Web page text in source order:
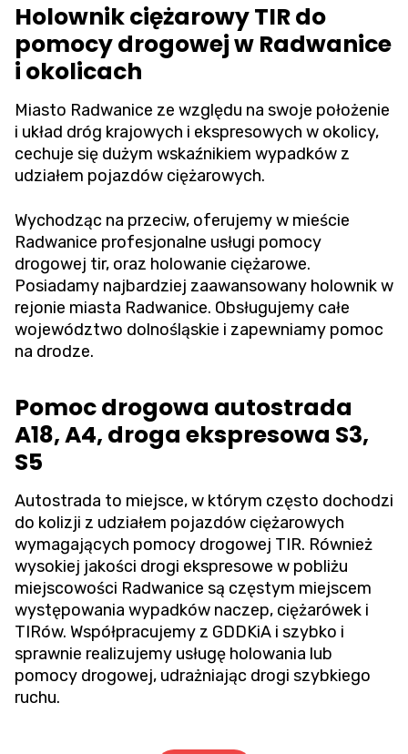
Holownik ciężarowy TIR do
pomocy drogowej w Radwanice
i okolicach
Miasto Radwanice ze względu na swoje położenie
i układ dróg krajowych i ekspresowych w okolicy,
cechuje się dużym wskaźnikiem wypadków z
udziałem pojazdów ciężarowych.
Wychodząc na przeciw, oferujemy w mieście
Radwanice profesjonalne usługi pomocy
drogowej tir, oraz holowanie ciężarowe.
Posiadamy najbardziej zaawansowany holownik w
rejonie miasta Radwanice. Obsługujemy całe
województwo dolnośląskie i zapewniamy pomoc
na drodze.
Pomoc drogowa autostrada
A18, A4, droga ekspresowa S3,
S5
Autostrada to miejsce, w którym często dochodzi
do kolizji z udziałem pojazdów ciężarowych
wymagających pomocy drogowej TIR. Również
wysokiej jakości drogi ekspresowe w pobliżu
miejscowości Radwanice są częstym miejscem
występowania wypadków naczep, ciężarówek i
TIRów. Współpracujemy z GDDKiA i szybko i
sprawnie realizujemy usługę holowania lub
pomocy drogowej, udrażniając drogi szybkiego
ruchu.